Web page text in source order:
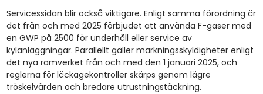
Servicessidan blir också viktigare. Enligt samma förordning är
det från och med 2025 förbjudet att använda F-gaser med
en GWP på 2500 för underhåll eller service av
kylanläggningar. Parallellt gäller märkningsskyldigheter enligt
det nya ramverket från och med den 1 januari 2025, och
reglerna för läckagekontroller skärps genom lägre
tröskelvärden och bredare utrustningstäckning.